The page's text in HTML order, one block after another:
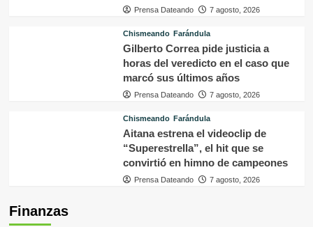
Prensa Dateando 7 agosto, 2026
Chismeando Farándula
Gilberto Correa pide justicia a
horas del veredicto en el caso que
marcó sus últimos años
Prensa Dateando 7 agosto, 2026
Chismeando Farándula
Aitana estrena el videoclip de
“Superestrella”, el hit que se
convirtió en himno de campeones
Prensa Dateando 7 agosto, 2026
Finanzas